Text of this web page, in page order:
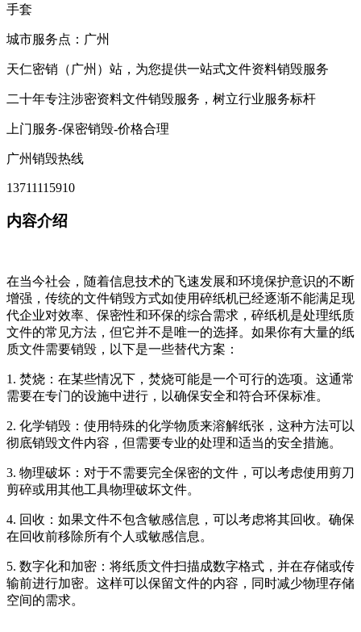
手套
城市服务点：广州
天仁密销（广州）站，为您提供一站式文件资料销毁服务
二十年专注涉密资料文件销毁服务，树立行业服务标杆
上门服务-保密销毁-价格合理
广州销毁热线
13711115910
内容介绍
在当今社会，随着信息技术的飞速发展和环境保护意识的不断
增强，传统的文件销毁方式如使用碎纸机已经逐渐不能满足现
代企业对效率、保密性和环保的综合需求，碎纸机是处理纸质
文件的常见方法，但它并不是唯一的选择。如果你有大量的纸
质文件需要销毁，以下是一些替代方案：
1. 焚烧：在某些情况下，焚烧可能是一个可行的选项。这通常
需要在专门的设施中进行，以确保安全和符合环保标准。
2. 化学销毁：使用特殊的化学物质来溶解纸张，这种方法可以
彻底销毁文件内容，但需要专业的处理和适当的安全措施。
3. 物理破坏：对于不需要完全保密的文件，可以考虑使用剪刀
剪碎或用其他工具物理破坏文件。
4. 回收：如果文件不包含敏感信息，可以考虑将其回收。确保
在回收前移除所有个人或敏感信息。
5. 数字化和加密：将纸质文件扫描成数字格式，并在存储或传
输前进行加密。这样可以保留文件的内容，同时减少物理存储
空间的需求。